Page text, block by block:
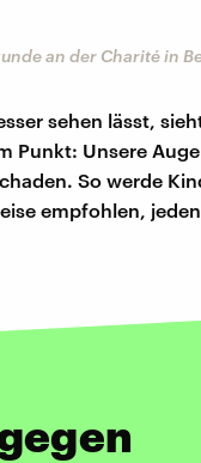
an der Charité in
sehen lässt,
Punkt: Unsere
So werde
empfohlen,